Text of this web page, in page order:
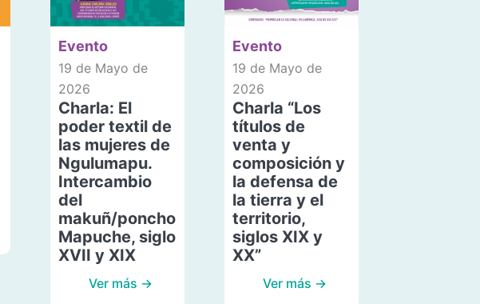
Evento
19 de Mayo de
2026
Charla: El
poder textil de
las mujeres de
Ngulumapu.
Intercambio
del
makuñ/poncho
Mapuche, siglo
XVII y XIX
Ver más →
Evento
19 de Mayo de
2026
Charla “Los
títulos de
venta y
composición y
la defensa de
la tierra y el
territorio,
siglos XIX y
XX”
Ver más →